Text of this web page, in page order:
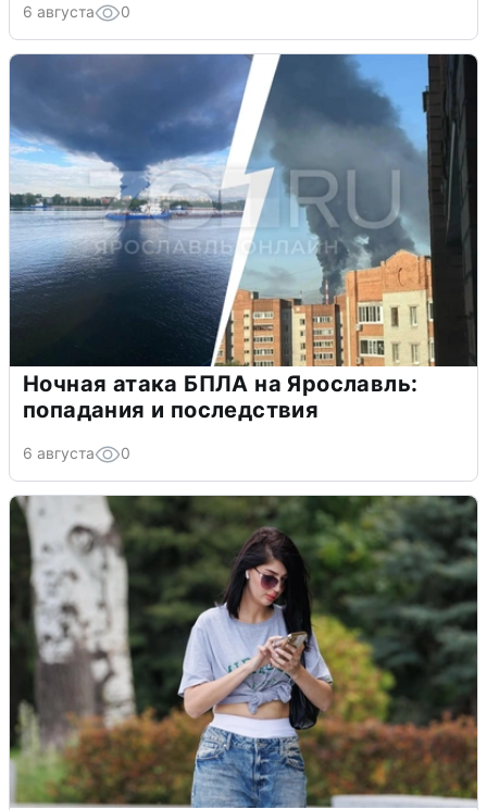
6 августа 0
Ночная атака БПЛА на Ярославль:
попадания и последствия
6 августа 0